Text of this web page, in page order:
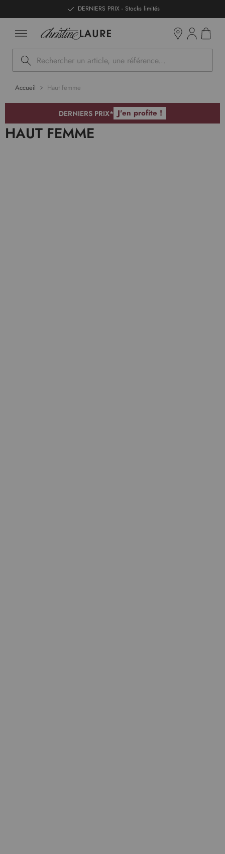
DERNIERS PRIX - Stocks limités
Rechercher
Accueil Haut femme
DERNIERS PRIX* J'en profite !
HAUT FEMME